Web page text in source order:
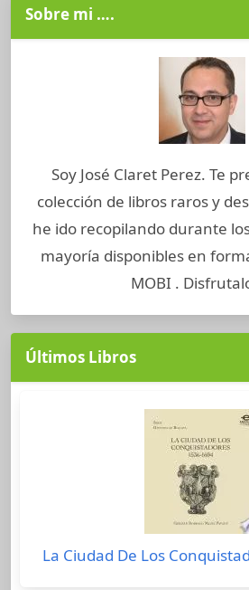
Sobre mi ….
Soy José Claret Perez. Te
colección de libros raros y
he ido recopilando durante
mayoría disponibles en
MOBI .
Últimos Libros
La Ciudad De Los